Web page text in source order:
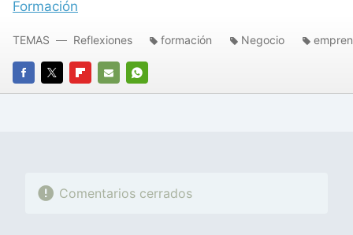
Formación
FACEBOOK
TWITTERFLIPBOARD
E-
WHATSAPP
TEMAS Reflexiones formación Negocio
Comentarios cerrados